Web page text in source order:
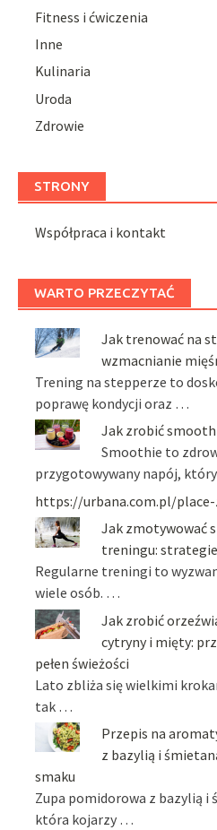
Fitness i ćwiczenia
Inne
Kulinaria
Uroda
Zdrowie
STRONY
Współpraca i kontakt
WARTO PRZECZYTAĆ
Jak trenować na
wzmacnianie
Trening na stepperze to
poprawę kondycji oraz …
Jak zrobić
Smoothie to
przygotowywany napój,
https://urbana.com.pl/
Jak zmotywować
treningu:
Regularne treningi to
wiele osób. …
Jak zrobić
cytryny i mięty:
pełen świeżości
Lato zbliża się wielkimi
tak …
Przepis na
z bazylią i
smaku
Zupa pomidorowa z bazylią i
która kojarzy …